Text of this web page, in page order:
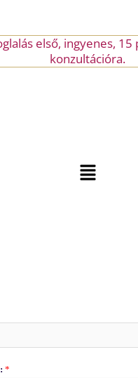
első, ingyenes,
konzultációra.
Menu
*